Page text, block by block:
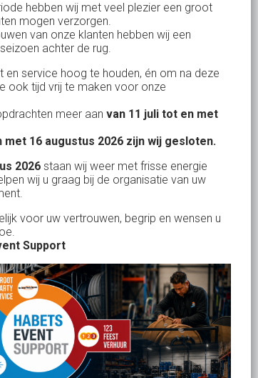
dacht direct mee, toen wij op
korte termijn een feest wilden
in onze eigen achtertuin. De
van Habets sloot ook dit keer
naadloos aan op onze eigen
en inbreng. Materialen werden
volgens afspraak geleverd, alles
orde. De presentatie die wij op
75 inch scherm deelden,
werd door onze gasten zeer
Een mooi, helder en groot
Team Habets, bedankt en tot de
Uw partner in:
Evenementen verhuur
Partyverhuur
vindt ons op
hebben wij met veel plezier een groot
mogen verzorgen.
van onze klanten hebben wij een
achter de rug.
en service hoog te houden, én om na deze
ook tijd vrij te maken voor onze
meer aan van 11 juli tot en met
met 16 augustus 2026 zijn wij gesloten.
2026 staan wij weer met frisse energie
wij u graag bij de organisatie van uw
voor uw vertrouwen, begrip en wensen u
Support